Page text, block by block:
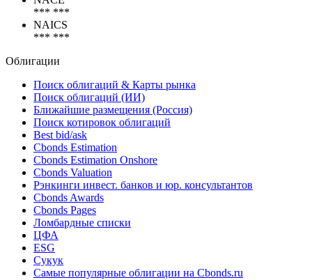
*** ***
NAICS
*** ***
Облигации
Поиск облигаций & Карты рынка
Поиск облигаций (ИИ)
Ближайшие размещения (Россия)
Поиск котировок облигаций
Best bid/ask
Cbonds Estimation
Cbonds Estimation Onshore
Cbonds Valuation
Рэнкинги инвест. банков и юр. консультантов
Cbonds Awards
Cbonds Pages
Ломбардные списки
ЦФА
ESG
Сукук
Самые популярные облигации на Cbonds.ru